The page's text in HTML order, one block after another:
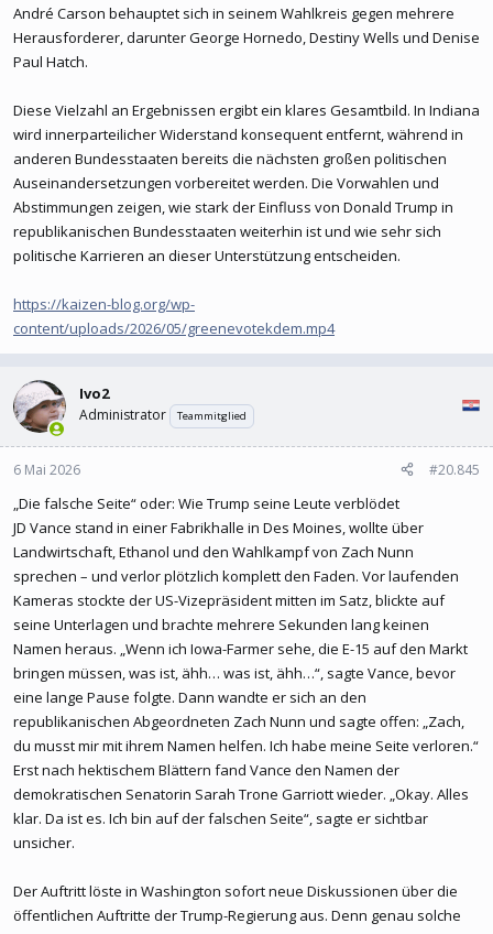
André Carson behauptet sich in seinem Wahlkreis gegen mehrere
Herausforderer, darunter George Hornedo, Destiny Wells und Denise
Paul Hatch.
Diese Vielzahl an Ergebnissen ergibt ein klares Gesamtbild. In Indiana
wird innerparteilicher Widerstand konsequent entfernt, während in
anderen Bundesstaaten bereits die nächsten großen politischen
Auseinandersetzungen vorbereitet werden. Die Vorwahlen und
Abstimmungen zeigen, wie stark der Einfluss von Donald Trump in
republikanischen Bundesstaaten weiterhin ist und wie sehr sich
politische Karrieren an dieser Unterstützung entscheiden.
https://kaizen-blog.org/wp-
content/uploads/2026/05/greenevotekdem.mp4
Ivo2
Administrator Teammitglied
6 Mai 2026 #20.845
„Die falsche Seite“ oder: Wie Trump seine Leute verblödet
JD Vance stand in einer Fabrikhalle in Des Moines, wollte über
Landwirtschaft, Ethanol und den Wahlkampf von Zach Nunn
sprechen – und verlor plötzlich komplett den Faden. Vor laufenden
Kameras stockte der US-Vizepräsident mitten im Satz, blickte auf
seine Unterlagen und brachte mehrere Sekunden lang keinen
Namen heraus. „Wenn ich Iowa-Farmer sehe, die E-15 auf den Markt
bringen müssen, was ist, ähh… was ist, ähh…“, sagte Vance, bevor
eine lange Pause folgte. Dann wandte er sich an den
republikanischen Abgeordneten Zach Nunn und sagte offen: „Zach,
du musst mir mit ihrem Namen helfen. Ich habe meine Seite verloren.“
Erst nach hektischem Blättern fand Vance den Namen der
demokratischen Senatorin Sarah Trone Garriott wieder. „Okay. Alles
klar. Da ist es. Ich bin auf der falschen Seite“, sagte er sichtbar
unsicher.
Der Auftritt löste in Washington sofort neue Diskussionen über die
öffentlichen Auftritte der Trump-Regierung aus. Denn genau solche